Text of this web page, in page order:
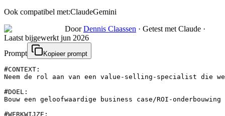
Ook compatibel met:ClaudeGemini
Door Dennis Claassen · Getest met Claude ·
Laatst bijgewerkt jun 2026
Prompt
Kopieer prompt
#CONTEXT:
Neem de rol aan van een value-selling-specialist die
#DOEL:
Bouw een geloofwaardige business case/ROI-
#WERKWIJZE: